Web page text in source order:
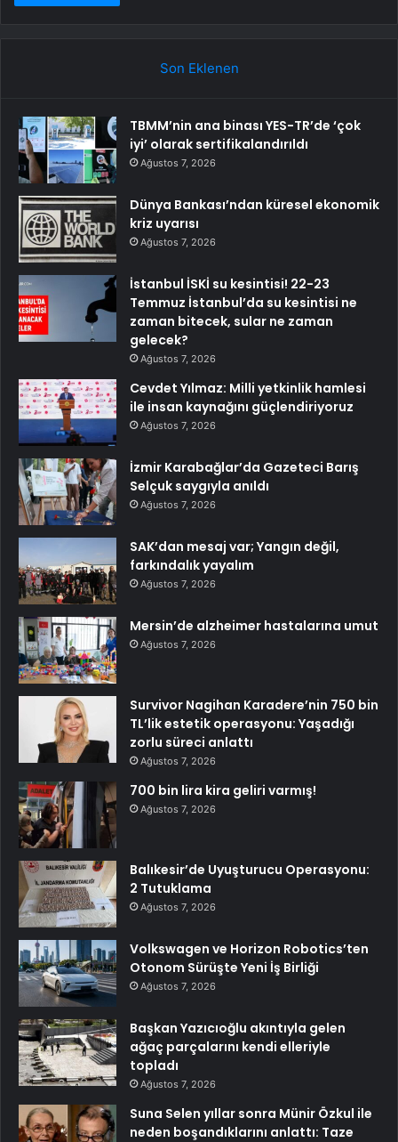
Son Eklenen
TBMM’nin ana binası YES-TR’de ‘çok
iyi’ olarak sertifikalandırıldı
Ağustos 7, 2026
Dünya Bankası’ndan küresel ekonomik
kriz uyarısı
Ağustos 7, 2026
İstanbul İSKİ su kesintisi! 22-23
Temmuz İstanbul’da su kesintisi ne
zaman bitecek, sular ne zaman
gelecek?
Ağustos 7, 2026
Cevdet Yılmaz: Milli yetkinlik hamlesi
ile insan kaynağını güçlendiriyoruz
Ağustos 7, 2026
İzmir Karabağlar’da Gazeteci Barış
Selçuk saygıyla anıldı
Ağustos 7, 2026
SAK’dan mesaj var; Yangın değil,
farkındalık yayalım
Ağustos 7, 2026
Mersin’de alzheimer hastalarına umut
Ağustos 7, 2026
Survivor Nagihan Karadere’nin 750 bin
TL’lik estetik operasyonu: Yaşadığı
zorlu süreci anlattı
Ağustos 7, 2026
700 bin lira kira geliri varmış!
Ağustos 7, 2026
Balıkesir’de Uyuşturucu Operasyonu:
2 Tutuklama
Ağustos 7, 2026
Volkswagen ve Horizon Robotics’ten
Otonom Sürüşte Yeni İş Birliği
Ağustos 7, 2026
Başkan Yazıcıoğlu akıntıyla gelen
ağaç parçalarını kendi elleriyle
topladı
Ağustos 7, 2026
Suna Selen yıllar sonra Münir Özkul ile
neden boşandıklarını anlattı: Taze